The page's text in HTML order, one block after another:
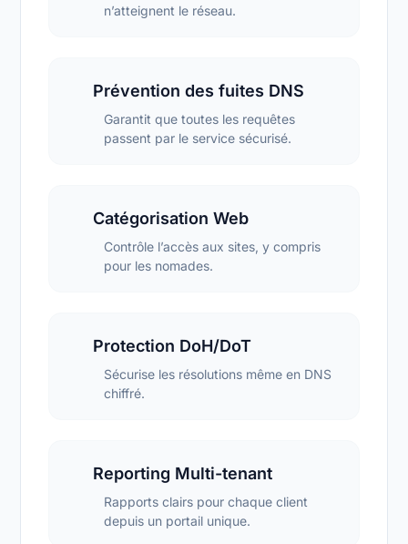
n’atteignent le réseau.
Prévention des fuites DNS
Garantit que toutes les requêtes
passent par le service sécurisé.
Catégorisation Web
Contrôle l’accès aux sites, y compris
pour les nomades.
Protection DoH/DoT
Sécurise les résolutions même en DNS
chiffré.
Reporting Multi-tenant
Rapports clairs pour chaque client
depuis un portail unique.